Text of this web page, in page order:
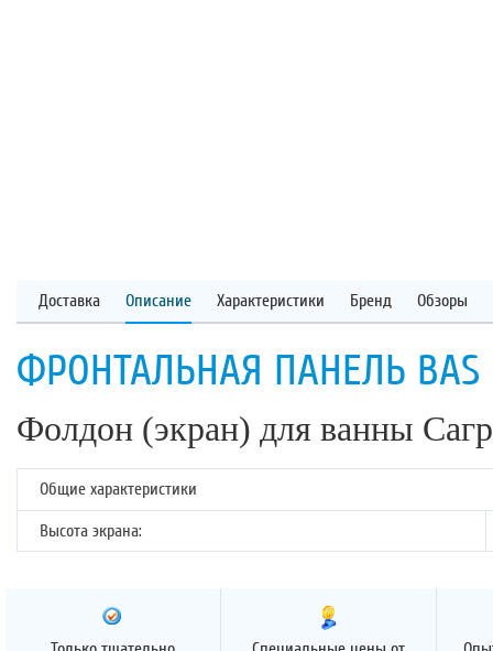
Доставка Описание Характеристики Бренд Обзоры
ФРОНТАЛЬНАЯ ПАНЕЛЬ
Фолдон (экран) для ванны
Общие характеристики
Высота экрана: